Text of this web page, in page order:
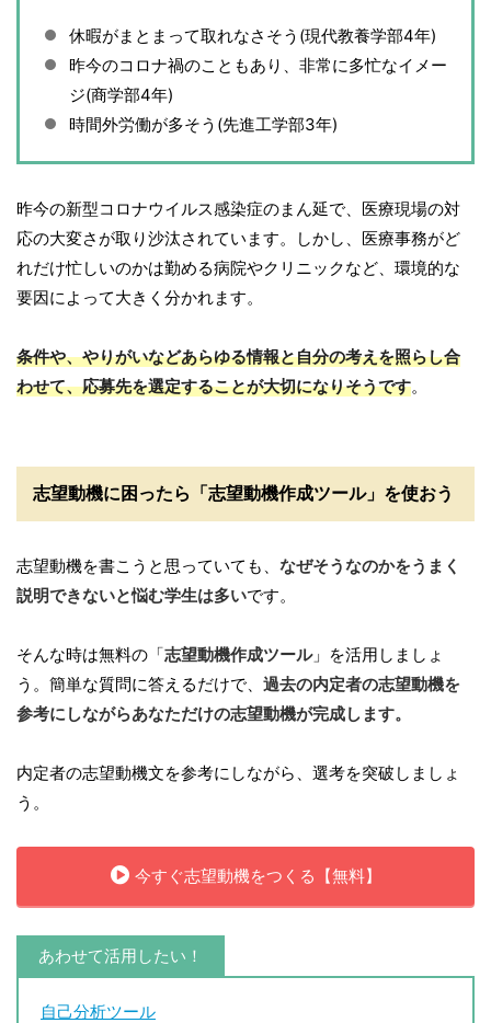
休暇がまとまって取れなさそう(現代教養学部4年)
昨今のコロナ禍のこともあり、非常に多忙なイメー
ジ(商学部4年)
時間外労働が多そう(先進工学部3年)
昨今の新型コロナウイルス感染症のまん延で、医療現場の対
応の大変さが取り沙汰されています。しかし、医療事務がど
れだけ忙しいのかは勤める病院やクリニックなど、環境的な
要因によって大きく分かれます。
条件や、やりがいなどあらゆる情報と自分の考えを照らし合
わせて、応募先を選定することが大切になりそうです。
志望動機に困ったら「志望動機作成ツール」を使おう
志望動機を書こうと思っていても、 なぜそうなのかをうまく
説明できないと悩む学生は多いです。
そんな時は無料の「志望動機作成ツール」を活用しましょ
う。簡単な質問に答えるだけで、 過去の内定者の志望動機を
参考にしながらあなただけの志望動機が完成します。
内定者の志望動機文を参考にしながら、選考を突破しましょ
う。
今すぐ志望動機をつくる【無料】
あわせて活用したい！
自己分析ツール